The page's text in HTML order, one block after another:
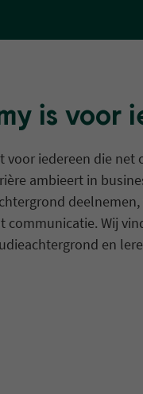
is voor
voor iedereen die net
ambieert in
communicatie. Wij
en